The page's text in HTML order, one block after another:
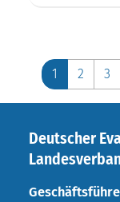
1 2 3
Deutscher